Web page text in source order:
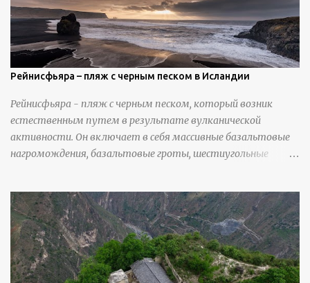
https://calvinnicholls.com/
Рейнисфьяра – пляж с черным песком в Исландии
Рейнисфьяра - пляж с черным песком, который возник
естественным путем в результате вулканической
активности. Он включает в себя массивные базальтовые
нагромождения, базальтовые гроты, шестиугольные